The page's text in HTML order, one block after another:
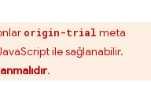
origin-trial meta
ile sağlanabilir.
.